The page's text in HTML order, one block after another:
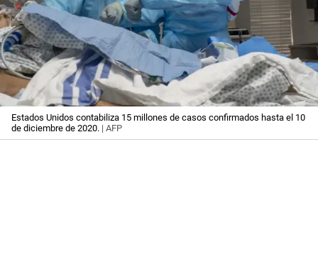
Estados Unidos contabiliza 15 millones de casos confirmados hasta el 10
de diciembre de 2020. | AFP